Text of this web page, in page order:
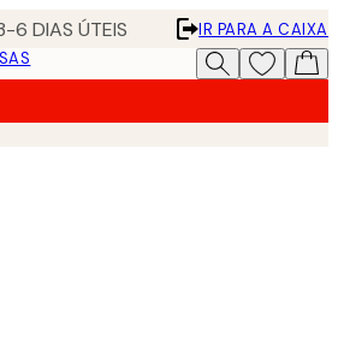
6 DIAS ÚTEIS
IR PARA A CAIXA